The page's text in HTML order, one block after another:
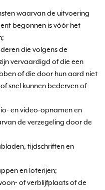
waarvan de uitvoering
begonnen is vóór het
die volgens de
vervaardigd of die een
of die door hun aard niet
snel kunnen bederven of
en video-opnamen en
de verzegeling door de
tijdschriften en
en loterijen;
of verblijfplaats of de